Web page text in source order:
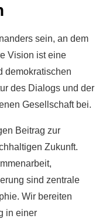
sein, an dem
Vision ist eine
demokratischen
des Dialogs und der
Gesellschaft bei.
Beitrag zur
Zukunft.
sind zentrale
Wir bereiten
in einer